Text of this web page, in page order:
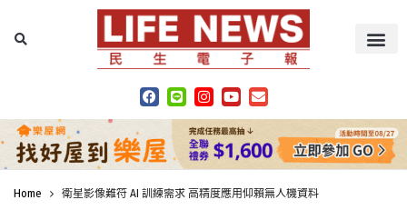
Home 衛星影像難符 AI 訓練需求 高精度應用仰賴無人機資料